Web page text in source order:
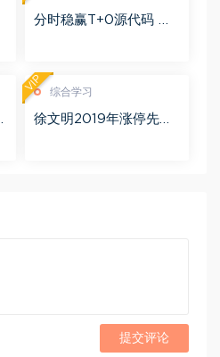
分时稳赢T+0源代码 自
综合学习
徐文明2019年涨停先锋
VIP
提交评论